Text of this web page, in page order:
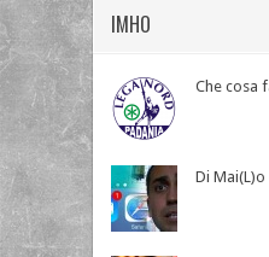
IMHO
Che cosa
Di